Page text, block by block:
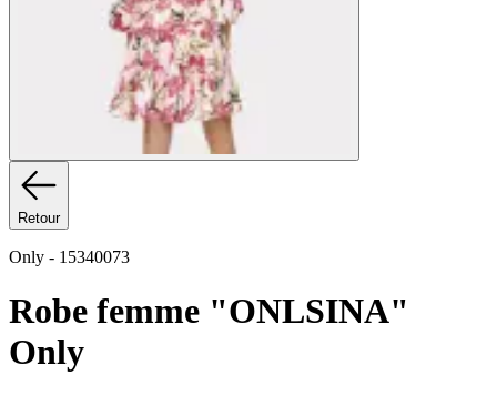
Retour
Only - 15340073
Robe femme "ONLSINA"
Only